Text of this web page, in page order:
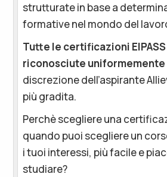
strutturate in base a
formative nel mondo del
Tutte le certificazioni
riconosciute uniformemente
discrezione dell’aspirante
più gradita.
Perchè scegliere una
quando puoi scegliere un
i tuoi interessi, più facile e
studiare?